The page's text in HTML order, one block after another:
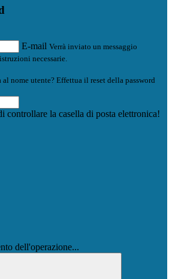
E-mail Verrà inviato un messaggio
necessarie.
nome utente? Effettua il reset della password
controllare la casella di posta elettronica!
dell'operazione...